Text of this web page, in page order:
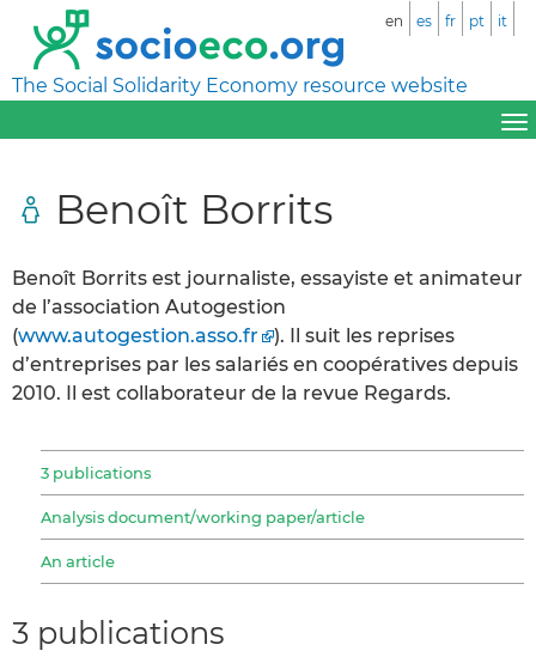
The Social Solidarity Economy resource website
en es fr pt it
Benoît Borrits
Benoît Borrits est journaliste, essayiste et animateur
de l’association Autogestion
(www.autogestion.asso.fr
). Il suit les reprises
d’entreprises par les salariés en coopératives depuis
2010. Il est collaborateur de la revue Regards.
3 publications
Analysis document/working paper/article
An article
3 publications